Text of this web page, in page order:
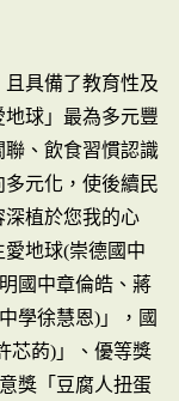
具備了教育性及
球」最為多元豐
、飲食習慣認識
元化，使後續民
深植於您我的心
地球(崇德國中
國中章倫皓、蔣
學徐慧恩)」，國
芯菂)」、優等獎
獎「豆腐人扭蛋